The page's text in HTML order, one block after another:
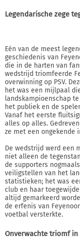
Legendarische zege
Eén van de meest
geschiedenis van
die in de harten van
wedstrijd triomfeerde
overwinning op PSV.
het was een mijlpaal
landskampioenschap
het publiek en de
Vanaf het eerste
alles op alles.
ze met een ongekende
De wedstrijd werd een
niet alleen de
de supporters
veiligstellen van het
statistieken; het was
club en haar
altijd gemarkeerd
de erfenis van
voetbal versterkte.
Onverwachte triomf